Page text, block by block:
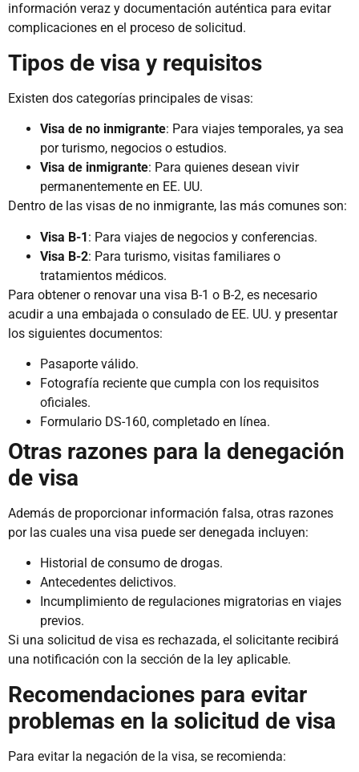
información veraz y documentación auténtica para evitar
complicaciones en el proceso de solicitud.
Tipos de visa y requisitos
Existen dos categorías principales de visas:
Visa de no inmigrante: Para viajes temporales, ya sea
por turismo, negocios o estudios.
Visa de inmigrante: Para quienes desean vivir
permanentemente en EE. UU.
Dentro de las visas de no inmigrante, las más comunes son:
Visa B-1: Para viajes de negocios y conferencias.
Visa B-2: Para turismo, visitas familiares o
tratamientos médicos.
Para obtener o renovar una visa B-1 o B-2, es necesario
acudir a una embajada o consulado de EE. UU. y presentar
los siguientes documentos:
Pasaporte válido.
Fotografía reciente que cumpla con los requisitos
oficiales.
Formulario DS-160, completado en línea.
Otras razones para la denegación
de visa
Además de proporcionar información falsa, otras razones
por las cuales una visa puede ser denegada incluyen:
Historial de consumo de drogas.
Antecedentes delictivos.
Incumplimiento de regulaciones migratorias en viajes
previos.
Si una solicitud de visa es rechazada, el solicitante recibirá
una notificación con la sección de la ley aplicable.
Recomendaciones para evitar
problemas en la solicitud de visa
Para evitar la negación de la visa, se recomienda: